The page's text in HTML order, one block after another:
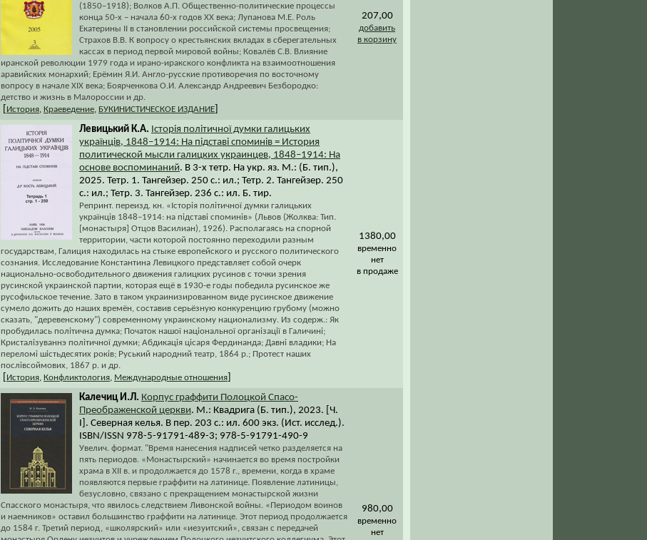
(1850–1918); Волков А.П. Общественно-политические процессы
конца 50-х – начала 60-х годов XX века; Лупанова М.Е. Роль
Екатерины II в становлении российской системы просвещения;
Страхов В.В. К вопросу о крестьянских вкладах в сберегательных
кассах в период первой мировой войны; Ковалёв С.В. Влияние
иранской революции 1979 года и ирано-иракского конфликта на взаимоотношения
аравийских монархий; Ерёмин Я.И. Англо-русские противоречия по восточному
вопросу в начале XIX века; Боярченкова О.И. Александр Андреевич Безбородко:
детство и жизнь в Малороссии и др.
История Краеведение БУКИНИСТИЧЕСКОЕ ИЗДАНИЕ
207,00
добавить
в корзину
Левицький К.А. Історія політичної думки галицьких
українців, 1848–1914: На пiдставi споминiв = История
политической мысли галицких украинцев, 1848–1914: На
основе воспоминаний. В 3-х тетр. На укр. яз. М.: (Б. тип.),
2025. Тетр. 1. Тангейзер. 250 с.: ил.; Тетр. 2. Тангейзер. 250
с.: ил.; Тетр. 3. Тангейзер. 236 с.: ил. Б. тир.
Репринт. переизд. кн. «Історія політичної думки галицьких
українців 1848–1914: на пiдставi споминiв» (Львов (Жолква: Тип.
[монастыря] Отцов Василиан), 1926). Располагаясь на спорной
территории, части которой постоянно переходили разным
государствам, Галиция находилась на стыке европейского и русского политического
сознания. Исследование Константина Левицкого представляет собой очерк
национально-освободительного движения галицких русинов с точки зрения
русинской украинской партии, которая ещё в 1930-е годы победила русинское же
русофильское течение. Зато в таком украинизированном виде русинское движение
сумело дожить до наших времён, составив серьёзную конкуренцию грубому (можно
сказать, "деревенскому") современному украинскому национализму. Из содерж.: Як
пробудилась полiтична думка; Початок нашої нацiональної органiзацiї в Галичинi;
Кристалiзуваннэ полiтичної думки; Абдикацiя цiсаря Фердинанда; Давнi владики; На
переломi шiстьдесятих рокiв; Руський народний театр, 1864 р.; Протест наших
послiвсоймових, 1867 р. и др.
История Конфликтология Международные отношения
1380,00
временно
нет
в продаже
Калечиц И.Л. Корпус граффити Полоцкой Спасо-
Преображенской церкви. М.: Квадрига (Б. тип.), 2023. [Ч.
I]. Северная келья. В пер. 203 с.: ил. 600 экз. (Ист. исслед.).
ISBN/ISSN 978-5-91791-489-3; 978-5-91791-490-9
Увелич. формат. "Время нанесения надписей четко разделяется на
пять периодов. «Монастырский» начинается во время постройки
храма в XII в. и продолжается до 1578 г., времени, когда в храме
появляются первые граффити на латинице. Появление латиницы,
безусловно, связано с прекращением монастырской жизни
Спасского монастыря, что явилось следствием Ливонской войны. «Периодом воинов
и наемников» оставил большинство граффити на латинице. Этот период продолжается
до 1584 г. Третий период, «школярский» или «иезуитский», связан с передачей
980,00
временно
нет